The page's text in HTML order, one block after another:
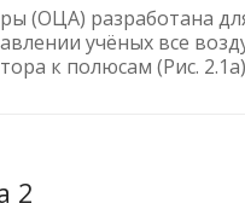
(ОЦА) разработана
учёных все
к полюсам (Рис.
2